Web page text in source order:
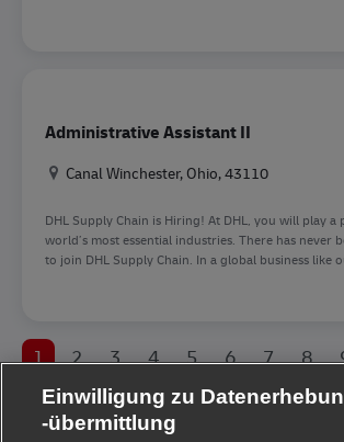
Administrative Assistant II
Standort
Canal Winchester, Ohio, 43110
DHL Supply Chain is Hiring! At DHL, you will play
world’s most essential industries. There has never
to join DHL Supply Chain. In a global business like
1 2 3 4 5 6 7 8
Einwilligung zu
-übermittlung